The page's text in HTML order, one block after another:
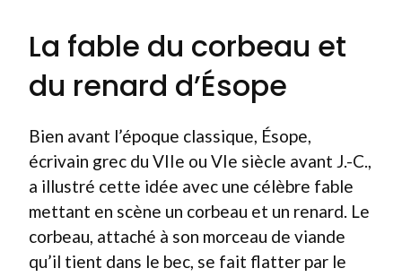
La fable du corbeau et
du renard d’Ésope
Bien avant l’époque classique, Ésope,
écrivain grec du VIIe ou VIe siècle avant J.-C.,
a illustré cette idée avec une célèbre fable
mettant en scène un corbeau et un renard. Le
corbeau, attaché à son morceau de viande
qu’il tient dans le bec, se fait flatter par le